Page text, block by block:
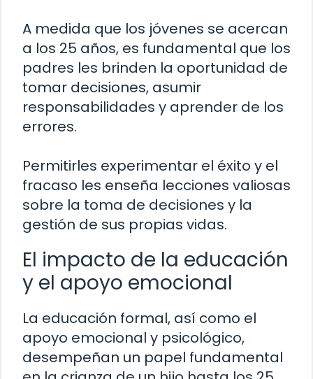
A medida que los jóvenes se acercan
a los 25 años, es fundamental que los
padres les brinden la oportunidad de
tomar decisiones, asumir
responsabilidades y aprender de los
errores.
Permitirles experimentar el éxito y el
fracaso les enseña lecciones valiosas
sobre la toma de decisiones y la
gestión de sus propias vidas.
El impacto de la educación
y el apoyo emocional
La educación formal, así como el
apoyo emocional y psicológico,
desempeñan un papel fundamental